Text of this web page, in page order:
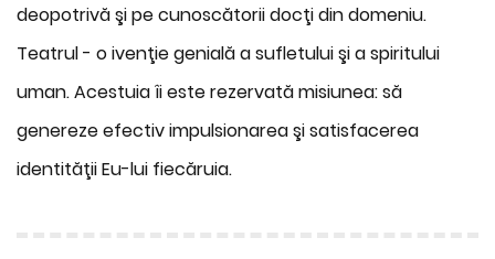
deopotrivă şi pe cunoscătorii docţi din domeniu.
Teatrul - o ivenţie genială a sufletului şi a spiritului
uman. Acestuia îi este rezervată misiunea: să
genereze efectiv impulsionarea şi satisfacerea
identităţii Eu-lui fiecăruia.